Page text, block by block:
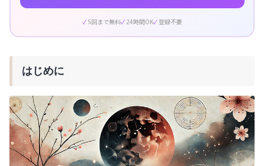
5回まで無料 24時間OK 登録不要
はじめに